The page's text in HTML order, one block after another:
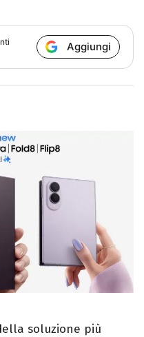
Aggiungi
soluzione più